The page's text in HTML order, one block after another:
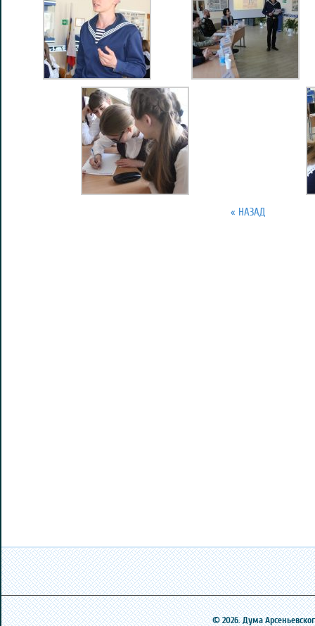
« НАЗАД
© 2026. Дума